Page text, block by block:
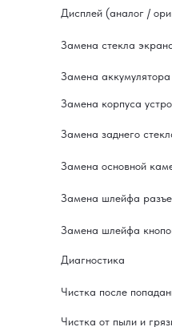
Дисплей (аналог /
Замена стекла
Замена аккумулятора
Замена корпуса
Замена заднего
Замена основной
Замена шлейфа
Замена шлейфа
Диагностика
Чистка после
Чистка от пыли и